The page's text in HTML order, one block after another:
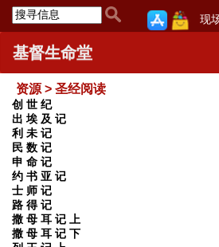
现
基督生命堂
资源 > 圣经阅读
创 世 纪
出 埃 及 记
利 未 记
民 数 记
申 命 记
约 书 亚 记
士 师 记
路 得 记
撒 母 耳 记 上
撒 母 耳 记 下